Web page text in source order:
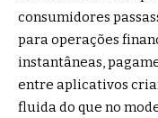
consumidores
para operações
instantâneas,
entre aplicativos
fluida do que no